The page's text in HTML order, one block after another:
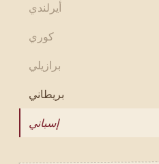
أيرلندي
كوري
برازيلي
بريطاني
إسباني